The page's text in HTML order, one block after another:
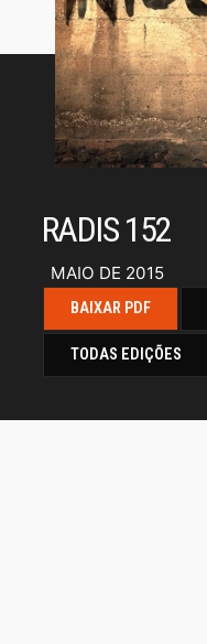
RADIS 152
MAIO DE 2015
BAIXAR PDF
TODAS EDIÇÕES